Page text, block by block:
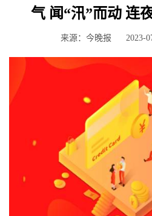
气 闻“汛”而动 连
来源：今晚报 2023-